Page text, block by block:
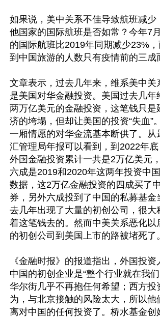
如果说，美中关系不佳导致航班减少
他国家的国际航班是否如常？今年7
的国际航班比2019年同期减少23%
到中国旅游的人数只有疫情前的三成
文章表示，过去几年来，维系美中关
是美国对华金融投资。美国过去几年
两万亿美元的金融投资，这笔钱只是
济的垮塌，但却让美国的投资“失血”
一厢情愿的对华金流基本断供了。从
汇管理局年报可以看到，到2022年
外国金融投资累计一共是2万亿美元
六成是2019和2020年这两年投资中
数据，这2万亿金融投资的四成买了
券，另外六成投到了中国的私募基金
去几年出现了大量的初创公司，很大
着这笔钱去的。然而中美关系恶化以
的初创公司到美国上市的路被堵死了。
《金融时报》的报道指出，外国投资
中国的初创企业是“整个行业就在我们
华尔街几乎不再抱任何希望；西方投
为，与北京接触的风险太大，所以他
离对中国的任何投资了。桥水基金创